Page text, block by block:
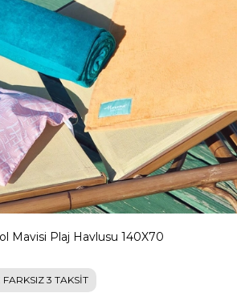
Mavisi Plaj Havlusu 140X70
3 TAKSİT